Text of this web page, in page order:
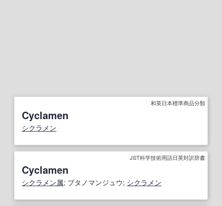
和英日本標準商品分類
Cyclamen
シクラメン
JST科学技術用語日英対訳辞書
Cyclamen
シクラメン属; ブタノマンジュウ; シクラメン